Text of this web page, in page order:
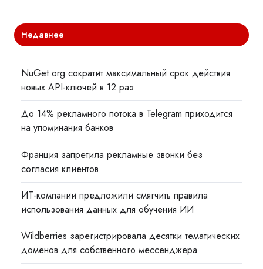
Недавнее
NuGet.org сократит максимальный срок действия
новых API-ключей в 12 раз
До 14% рекламного потока в Telegram приходится
на упоминания банков
Франция запретила рекламные звонки без
согласия клиентов
ИТ-компании предложили смягчить правила
использования данных для обучения ИИ
Wildberries зарегистрировала десятки тематических
доменов для собственного мессенджера